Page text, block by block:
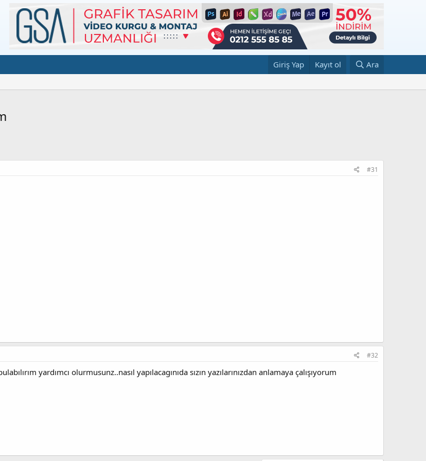
Giriş Yap Kayıt ol Ara
#31
#32
yardımcı olurmusunz..nasıl yapılacagınıda sızın yazılarınızdan anlamaya çalışıyorum